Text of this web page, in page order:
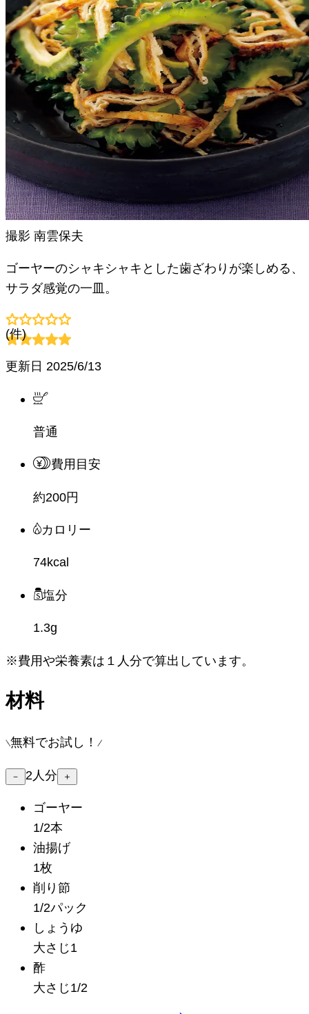
撮影 南雲保夫
ゴーヤーのシャキシャキとした歯ざわりが楽しめる、
サラダ感覚の一皿。
(件)
更新日 2025/6/13
普通
費用目安
約200円
カロリー
74kcal
塩分
1.3g
※費用や栄養素は １人分で算出しています。
材料
無料でお試し！
－ 2 人分 ＋
ゴーヤー
1/2本
油揚げ
1枚
削り節
1/2パック
しょうゆ
大さじ1
酢
大さじ1/2